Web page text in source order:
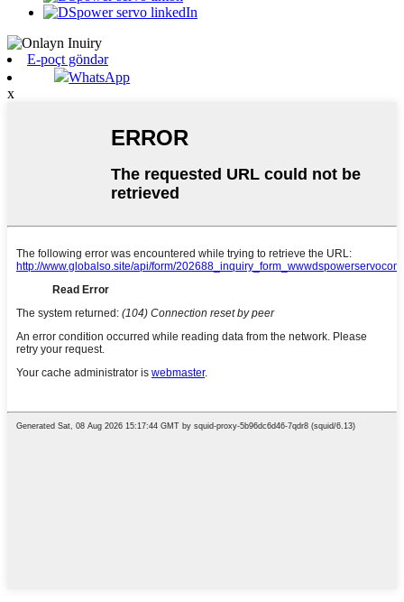
E-poçt göndər
WhatsApp
x